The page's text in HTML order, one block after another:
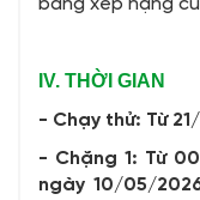
bảng xếp hạng
IV. THỜI GIAN
- Chạy thử: Từ
- Chặng 1: Từ
ngày 10/05/